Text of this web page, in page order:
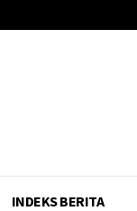
INDEKS BERITA